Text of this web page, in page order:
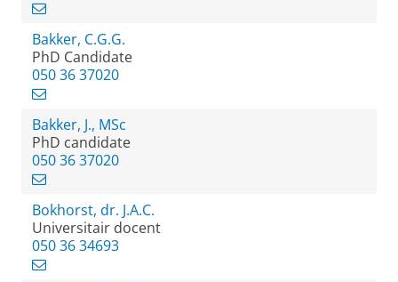
Bakker, C.G.G.
PhD Candidate
050 36 37020
Bakker, J., MSc
PhD candidate
050 36 37020
Bokhorst, dr. J.A.C.
Universitair docent
050 36 34693